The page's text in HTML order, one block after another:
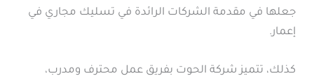
جعلها في مقدمة الشركات الرائدة في تسليك مجاري في
إعمار.
كذلك، تتميز شركة الحوت بفريق عمل محترف ومدرب،